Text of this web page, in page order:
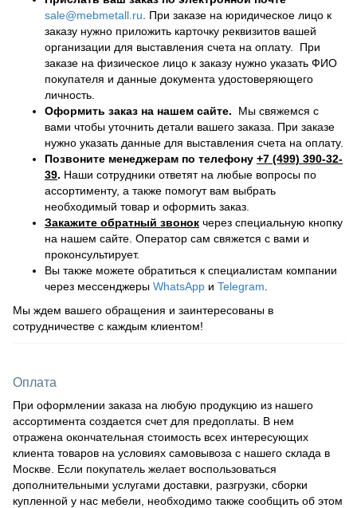
sale@mebmetall.ru . При заказе на юридическое лицо к
заказу нужно приложить карточку реквизитов вашей
организации для выставления счета на оплату. При
заказе на физическое лицо к заказу нужно указать ФИО
покупателя и данные документа удостоверяющего
личность.
Оформить заказ на нашем сайте. Мы свяжемся с
вами чтобы уточнить детали вашего заказа. При заказе
нужно указать данные для выставления счета на оплату.
Позвоните менеджерам по телефону +7 (499) 390-32-
39. Наши сотрудники ответят на любые вопросы по
ассортименту, а также помогут вам выбрать
необходимый товар и оформить заказ.
Закажите обратный звонок через специальную кнопку
на нашем сайте. Оператор сам свяжется с вами и
проконсультирует.
Вы также можете обратиться к специалистам компании
через мессенджеры WhatsApp и Telegram
Мы ждем вашего обращения и заинтересованы в
сотрудничестве с каждым клиентом!
Оплата
При оформлении заказа на любую продукцию из нашего
ассортимента создается счет для предоплаты. В нем
отражена окончательная стоимость всех интересующих
клиента товаров на условиях самовывоза с нашего склада в
Москве. Если покупатель желает воспользоваться
дополнительными услугами доставки, разгрузки, сборки
купленной у нас мебели, необходимо также сообщить об этом